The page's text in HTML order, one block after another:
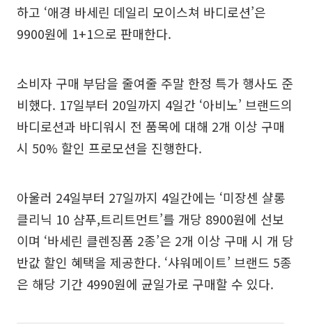
하고 ‘애경 바세린 데일리 모이스쳐 바디로션’은
9900원에 1+1으로 판매한다.
소비자 구매 부담을 줄여줄 주말 한정 특가 행사도 준
비했다. 17일부터 20일까지 4일간 ‘아비노’ 브랜드의
바디로션과 바디워시 전 품목에 대해 2개 이상 구매
시 50% 할인 프로모션을 진행한다.
아울러 24일부터 27일까지 4일간에는 ‘미장센 샬롱
클리닉 10 샴푸,트리트먼트’를 개당 8900원에 선보
이며 ‘바세린 클렌징폼 2종’은 2개 이상 구매 시 개 당
반값 할인 혜택을 제공한다. ‘샤워메이트’ 브랜드 5종
은 해당 기간 4990원에 균일가로 구매할 수 있다.